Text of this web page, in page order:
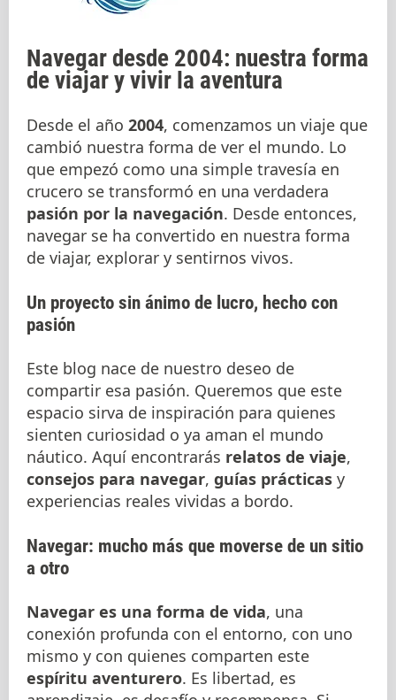
Navegar desde 2004: nuestra forma
de viajar y vivir la aventura
Desde el año 2004, comenzamos un viaje que
cambió nuestra forma de ver el mundo. Lo
que empezó como una simple travesía en
crucero se transformó en una verdadera
pasión por la navegación. Desde entonces,
navegar se ha convertido en nuestra forma
de viajar, explorar y sentirnos vivos.
Un proyecto sin ánimo de lucro, hecho con
pasión
Este blog nace de nuestro deseo de
compartir esa pasión. Queremos que este
espacio sirva de inspiración para quienes
sienten curiosidad o ya aman el mundo
náutico. Aquí encontrarás relatos de viaje,
consejos para navegar, guías prácticas y
experiencias reales vividas a bordo.
Navegar: mucho más que moverse de un sitio
a otro
Navegar es una forma de vida, una
conexión profunda con el entorno, con uno
mismo y con quienes comparten este
espíritu aventurero. Es libertad, es